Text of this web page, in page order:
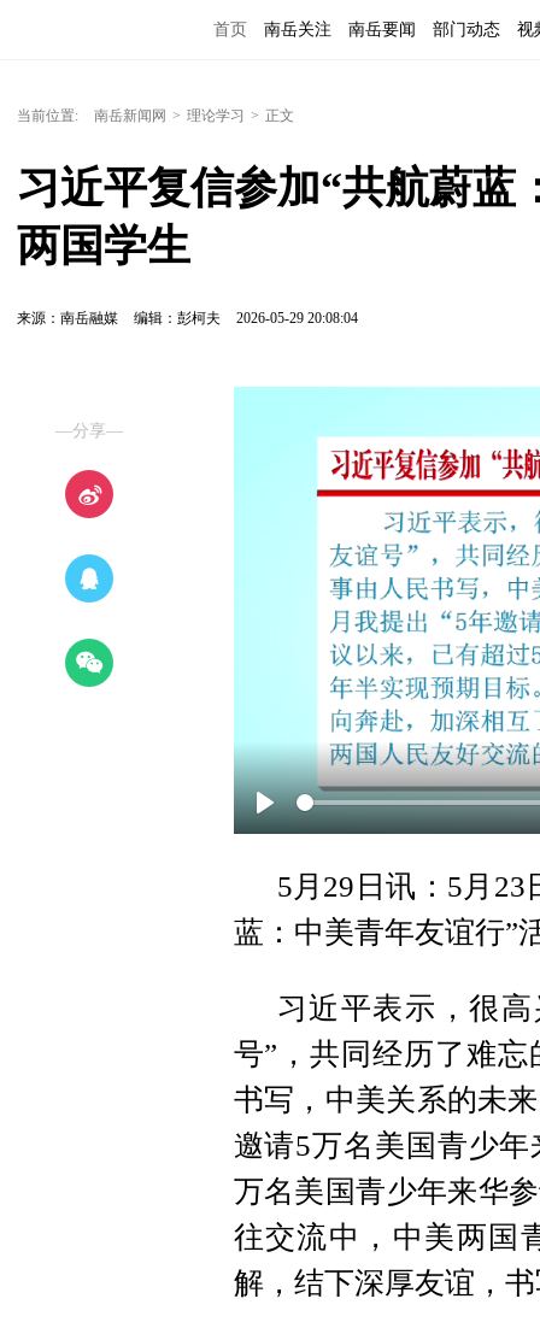
首页 南岳关注 南岳要闻 部门动态 视
当前位置: 南岳新闻网 > 理论学习 > 正文
习近平复信参加“共航蔚蓝
两国学生
来源：南岳融媒 编辑：彭柯夫 2026-05-29 20:08:04
—分享—
Play
5月29日讯：5月
蓝：中美青年友谊行”
习近平表示，很
号”，共同经历了难
书写，中美关系的未
邀请5万名美国青少
万名美国青少年来华
往交流中，中美两国
解，结下深厚友谊，